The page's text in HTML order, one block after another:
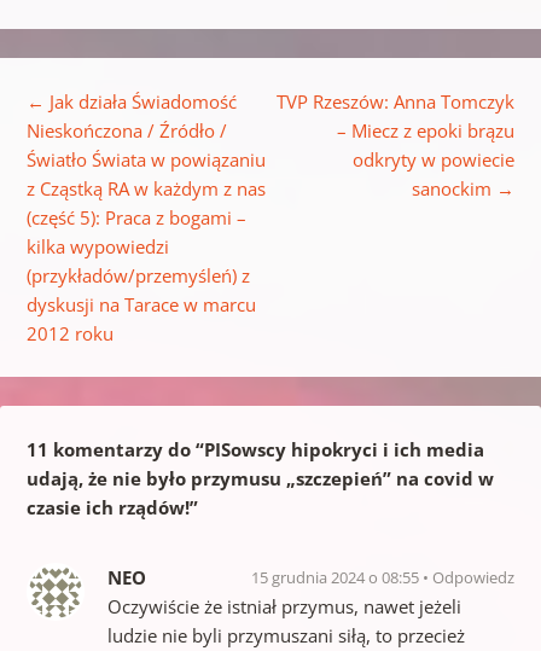
← Jak działa Świadomość
Nieskończona / Źródło /
Światło Świata w powiązaniu
z Cząstką RA w każdym z nas
(część 5): Praca z bogami –
kilka wypowiedzi
(przykładów/przemyśleń) z
dyskusji na Tarace w marcu
2012 roku
TVP Rzeszów: Anna Tomczyk
– Miecz z epoki brązu
odkryty w powiecie
sanockim →
11 komentarzy do “PISowscy hipokryci i ich media
udają, że nie było przymusu „szczepień” na covid w
czasie ich rządów!”
NEO 15 grudnia 2024 o 08:55 Odpowiedz
Oczywiście że istniał przymus, nawet jeżeli
ludzie nie byli przymuszani siłą, to przecież